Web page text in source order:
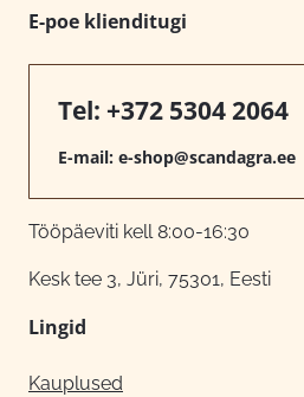
E-poe klienditugi
Tel: +372 5304 2064
E-mail: e-shop@scandagra.ee
Tööpäeviti kell 8:00-16:30
Kesk tee 3, Jüri, 75301, Eesti
Lingid
Kauplused